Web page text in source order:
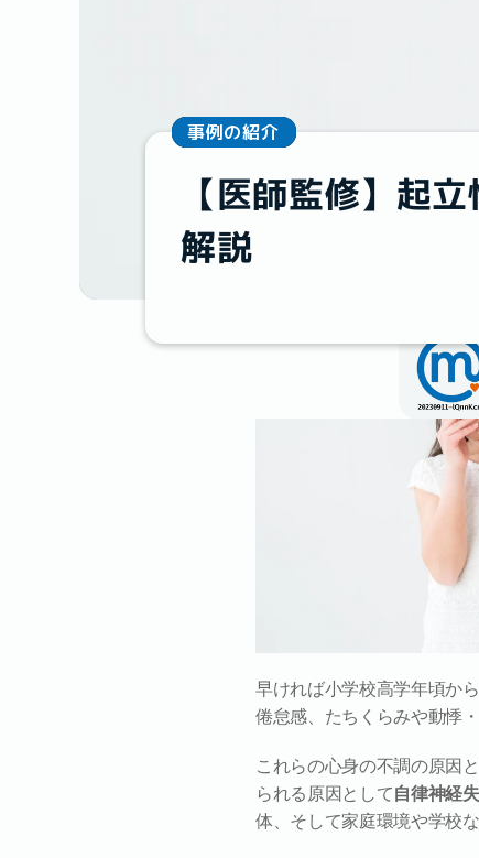
事例の紹介
【医師監修】起
解説
早ければ小学校高学年頃か
倦怠感、たちくらみや動悸
これらの心身の不調の原因
られる原因として自律神経
体、そして家庭環境や学校